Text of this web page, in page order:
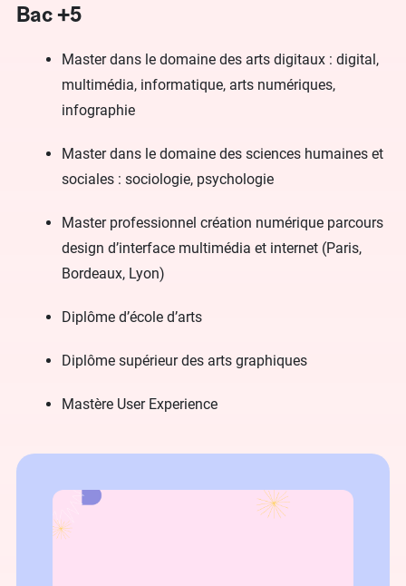
Bac +5
Master dans le domaine des arts digitaux : digital,
multimédia, informatique, arts numériques,
infographie
Master dans le domaine des sciences humaines et
sociales : sociologie, psychologie
Master professionnel création numérique parcours
design d’interface multimédia et internet (Paris,
Bordeaux, Lyon)
Diplôme d’école d’arts
Diplôme supérieur des arts graphiques
Mastère User Experience